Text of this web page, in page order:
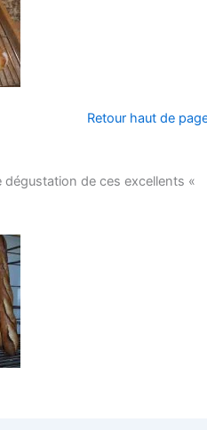
Retour haut de
de ces excel­lents «